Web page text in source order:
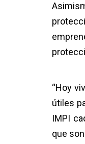
“Hoy
útiles
IMPI
que